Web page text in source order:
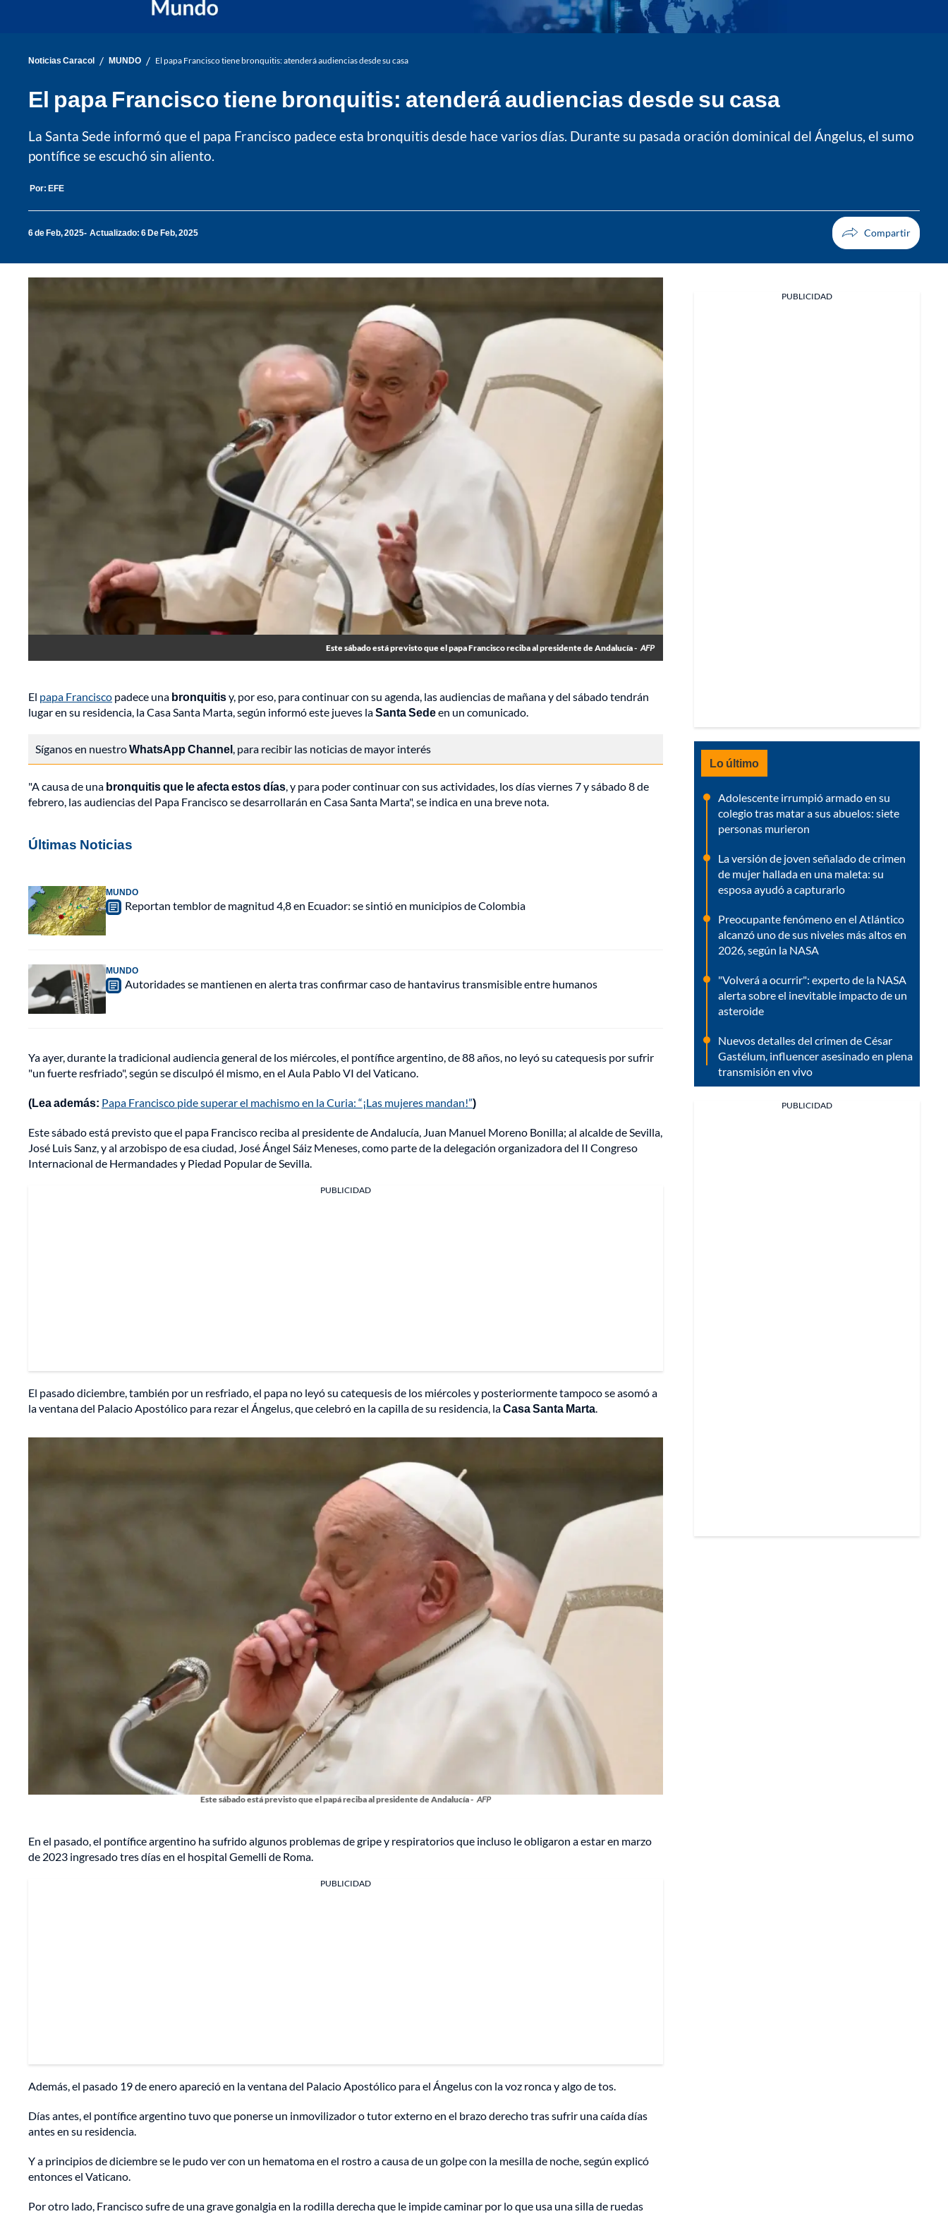
Noticias Caracol / MUNDO / El papa Francisco tiene bronquitis: atenderá audiencias desde su casa
El papa Francisco tiene bronquitis: atenderá audiencias desde su casa
La Santa Sede informó que el papa Francisco padece esta bronquitis desde hace varios días. Durante su pasada oración dominical del Ángelus, el sumo
pontífice se escuchó sin aliento.
Por: EFE
6 de Feb, 2025 Actualizado: 6 De Feb, 2025
Este sábado está previsto que el papa Francisco reciba al presidente de Andalucía - AFP
El papa Francisco padece una bronquitisy, por eso, para continuar con su agenda, las audiencias de mañana y del sábado tendrán
lugar en su residencia, la Casa Santa Marta, según informó este jueves laSanta Sedeen un comunicado.
Síganos en nuestroWhatsApp Channel, para recibir las noticias de mayor interés
"A causa de una bronquitis que le afecta estos días, y para poder continuar con sus actividades, los días viernes 7 y sábado 8 de
febrero, las audiencias del Papa Francisco se desarrollarán en Casa Santa Marta", se indica en una breve nota.
Últimas Noticias
MUNDO
Reportan temblor de magnitud 4,8 en Ecuador: se sintió en municipios de Colombia
MUNDO
Autoridades se mantienen en alerta tras confirmar caso de hantavirus transmisible entre humanos
Ya ayer, durante la tradicional audiencia general de los miércoles, el pontífice argentino, de 88 años, no leyó su catequesis por sufrir
"un fuerte resfriado", según se disculpó él mismo, en el Aula Pablo VI del Vaticano.
(Lea además: Papa Francisco pide superar el machismo en la Curia: “¡Las mujeres mandan!”)
Este sábado está previsto que el papa Francisco reciba al presidente de Andalucía, Juan Manuel Moreno Bonilla; al alcalde de Sevilla,
José Luis Sanz, y al arzobispo de esa ciudad, José Ángel Sáiz Meneses, como parte de la delegación organizadora del II Congreso
Internacional de Hermandades y Piedad Popular de Sevilla.
PUBLICIDAD
El pasado diciembre, también por un resfriado, el papa no leyó su catequesis de los miércoles y posteriormente tampoco se asomó a
la ventana del Palacio Apostólico para rezar el Ángelus, que celebró en la capilla de su residencia, laCasa Santa Marta.
Este sábado está previsto que el papá reciba al presidente de Andalucía - AFP
En el pasado, el pontífice argentino ha sufrido algunos problemas de gripe y respiratorios que incluso le obligaron a estar en marzo
de 2023 ingresado tres días en el hospital Gemelli de Roma.
PUBLICIDAD
Además, el pasado 19 de enero apareció en la ventana del Palacio Apostólico para el Ángelus con la voz ronca y algo de tos.
Días antes, el pontífice argentino tuvo que ponerse un inmovilizador o tutor externo en el brazo derecho tras sufrir una caída días
antes en su residencia.
Y a principios de diciembre se le pudo ver con un hematoma en el rostro a causa de un golpe con la mesilla de noche, según explicó
entonces el Vaticano.
Por otro lado, Francisco sufre de una grave gonalgia en la rodilla derecha que le impide caminar por lo que usa una silla de ruedas
PUBLICIDAD
Lo último
Adolescente irrumpió armado en su
colegio tras matar a sus abuelos: siete
personas murieron
La versión de joven señalado de crimen
de mujer hallada en una maleta: su
esposa ayudó a capturarlo
Preocupante fenómeno en el Atlántico
alcanzó uno de sus niveles más altos en
2026, según la NASA
"Volverá a ocurrir": experto de la NASA
alerta sobre el inevitable impacto de un
asteroide
Nuevos detalles del crimen de César
Gastélum, influencer asesinado en plena
transmisión en vivo
PUBLICIDAD